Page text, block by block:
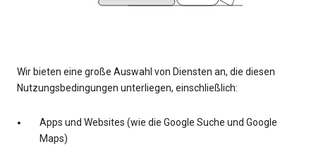
Wir bieten eine große Auswahl von Diensten an, die diesen
Nutzungsbedingungen unterliegen, einschließlich:
Apps und Websites (wie die Google Suche und Google
Maps)